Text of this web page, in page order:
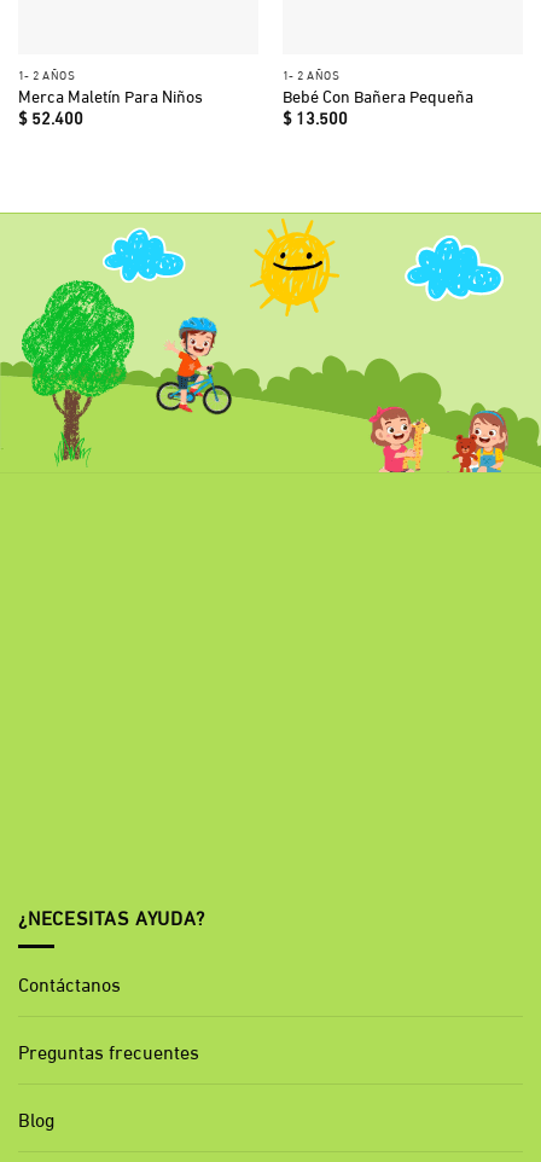
1- 2 AÑOS
Merca Maletín Para Niños
$52.400
1- 2 AÑOS
Bebé Con Bañera Pequeña
$13.500
¿NECESITAS AYUDA?
Contáctanos
Preguntas frecuentes
Blog